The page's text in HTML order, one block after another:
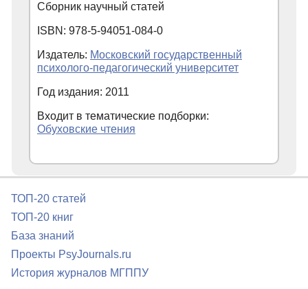
Сборник научный статей
ISBN: 978-5-94051-084-0
Издатель: Московский государственный
психолого-педагогический университет
Год издания: 2011
Входит в тематические подборки:
Обуховские чтения
ТОП-20 статей
ТОП-20 книг
База знаний
Проекты PsyJournals.ru
История журналов МГППУ